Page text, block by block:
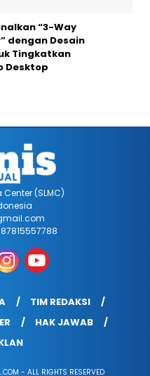
“3-Way
dengan Desain
Tingkatkan
Desktop
(SLMC)
TIM REDAKSI
HAK JAWAB
- ALL RIGHTS RESERVED